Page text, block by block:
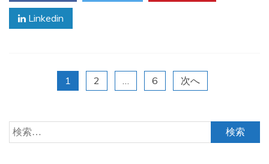
Linkedin
稿
の
1 2 … 6 次へ
検
索: